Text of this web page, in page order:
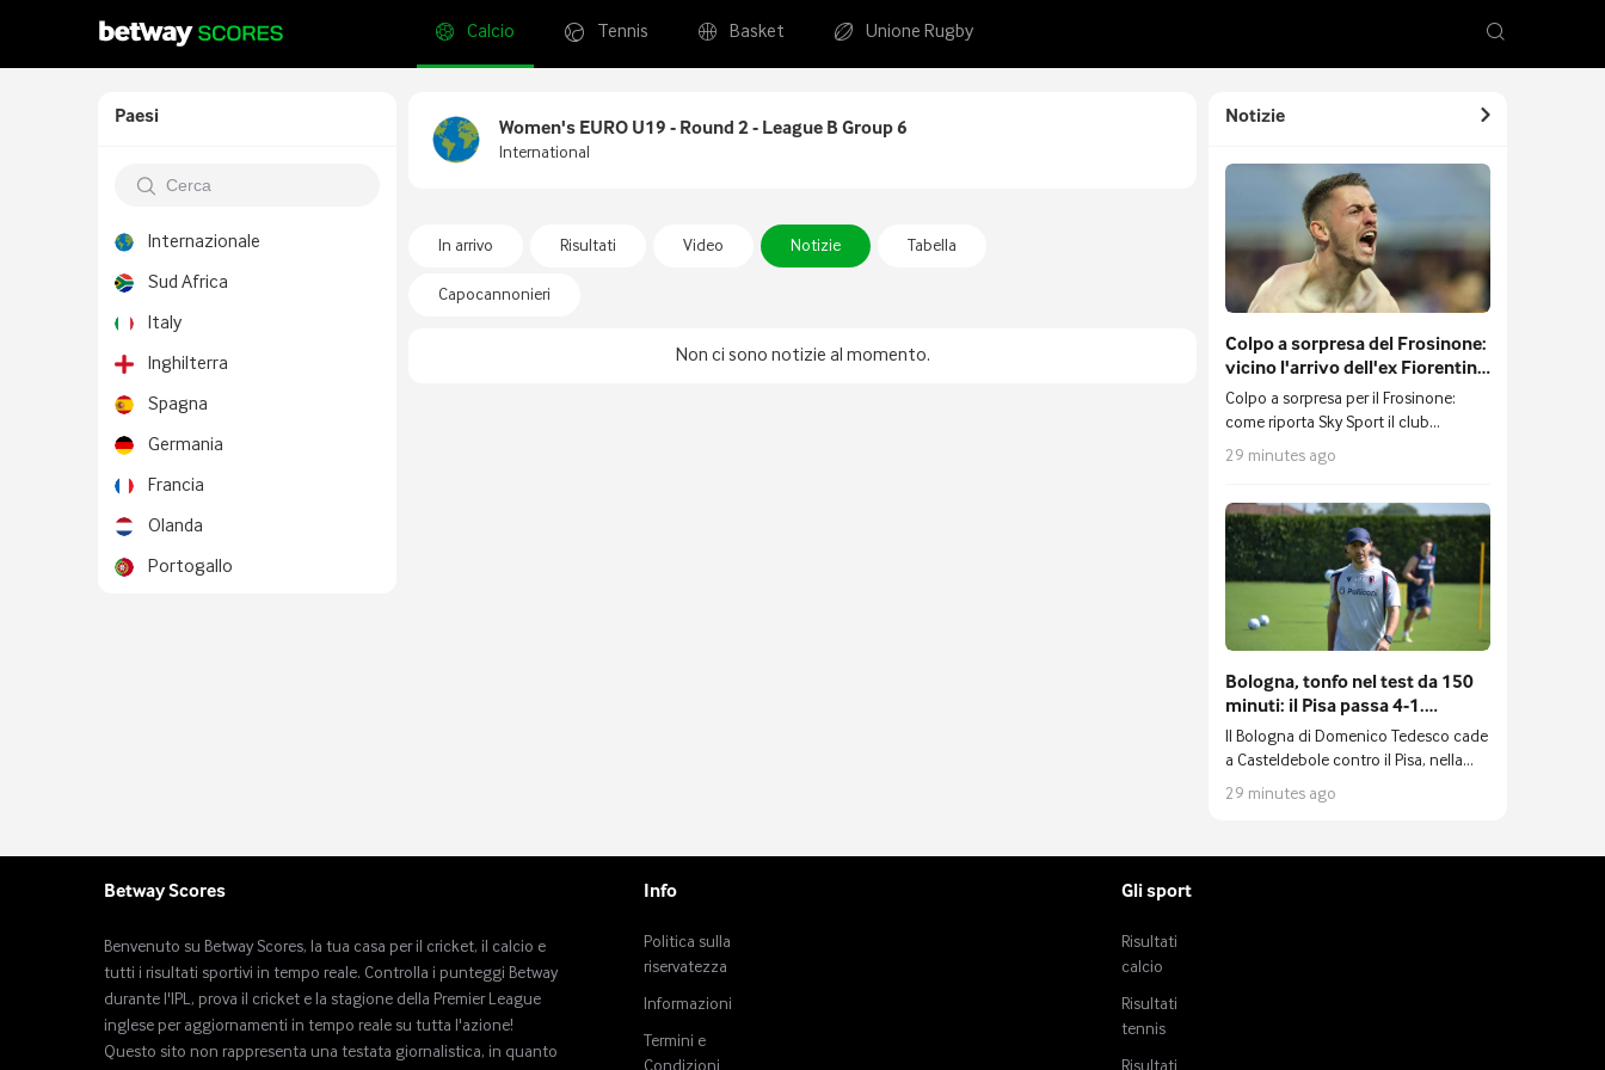
Calcio Tennis Basket Unione Rugby
Paesi
Internazionale
Sud Africa
Italy
Inghilterra
Spagna
Germania
Francia
Olanda
Portogallo
Women's EURO U19 - Round 2 - League B Group 6
International
In arrivo Risultati Video Notizie Tabella
Capocannonieri
Non ci sono notizie al momento.
Notizie
Colpo a sorpresa del Frosinone:
vicino l'arrivo dell'ex Fiorentina
Terzic
Colpo a sorpresa per il Frosinone:
come riporta Sky Sport il club
gialloblu è molto vicino ad assicurarsi
29 minutes ago
Bologna, tonfo nel test da 150
minuti: il Pisa passa 4-1.
Esordio per Dovbyk
Il Bologna di Domenico Tedesco cade
a Casteldebole contro il Pisa, nella
penultima amichevole del
29 minutes ago
Betway Scores
Benvenuto su Betway Scores, la tua casa per il cricket, il calcio e
tutti i risultati sportivi in ​​tempo reale. Controlla i punteggi Betway
durante l'IPL, prova il cricket e la stagione della Premier League
inglese per aggiornamenti in tempo reale su tutta l'azione!
Questo sito non rappresenta una testata giornalistica, in quanto
Info
Politica sulla
riservatezza
Informazioni
Termini e
Gli sport
Risultati
calcio
Risultati
tennis